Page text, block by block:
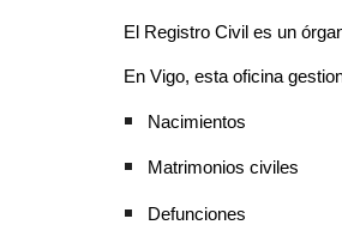
El Registro Civil es un
En Vigo, esta oficina
Nacimientos
Matrimonios civiles
Defunciones